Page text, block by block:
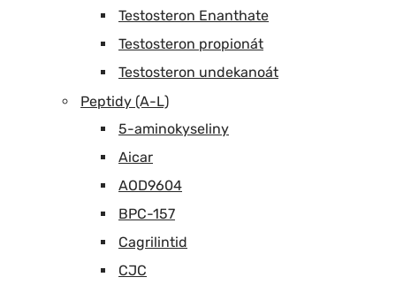
Testosteron Enanthate
Testosteron propionát
Testosteron undekanoát
Peptidy (A-L)
5-aminokyseliny
Aicar
AOD9604
BPC-157
Cagrilintid
CJC